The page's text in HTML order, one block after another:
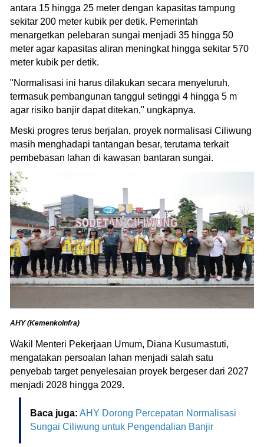
antara 15 hingga 25 meter dengan kapasitas tampung
sekitar 200 meter kubik per detik. Pemerintah
menargetkan pelebaran sungai menjadi 35 hingga 50
meter agar kapasitas aliran meningkat hingga sekitar 570
meter kubik per detik.
"Normalisasi ini harus dilakukan secara menyeluruh,
termasuk pembangunan tanggul setinggi 4 hingga 5 m
agar risiko banjir dapat ditekan," ungkapnya.
Meski progres terus berjalan, proyek normalisasi Ciliwung
masih menghadapi tantangan besar, terutama terkait
pembebasan lahan di kawasan bantaran sungai.
AHY (Kemenkoinfra)
Wakil Menteri Pekerjaan Umum, Diana Kusumastuti,
mengatakan persoalan lahan menjadi salah satu
penyebab target penyelesaian proyek bergeser dari 2027
menjadi 2028 hingga 2029.
Baca juga: AHY Dorong Percepatan Normalisasi
Sungai Ciliwung untuk Pengendalian Banjir